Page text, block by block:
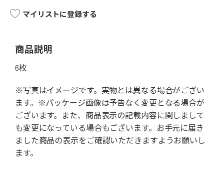
マイリストに登録する
商品説明
6枚
※写真はイメージです。実物とは異なる場合がござい
ます。※パッケージ画像は予告なく変更となる場合が
ございます。また、商品表示の記載内容に関しまして
も変更になっている場合もございます。お手元に届き
ました商品の表示をご確認いただきますようお願いし
ます。